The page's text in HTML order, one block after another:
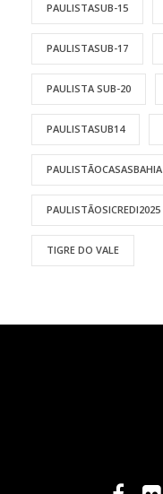
PAULISTASUB-15
PAULISTASUB-17
PAULISTA SUB-20
PAULISTASUB14
PAULISTÃOCASASBAHIA
PAULISTÃOSICREDI2025
TIGRE DO VALE